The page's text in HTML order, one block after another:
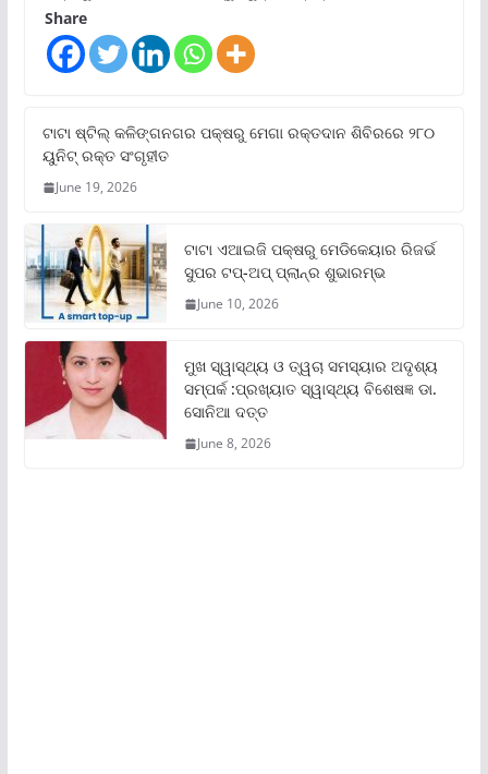
Share
ଟାଟା ଷ୍ଟିଲ୍‌ କଳିଙ୍ଗନଗର ପକ୍ଷରୁ ମେଗା ରକ୍ତଦାନ ଶିବିରରେ ୨୮୦
ୟୁନିଟ୍‌ ରକ୍ତ ସଂଗୃହୀତ
June 19, 2026
ଟାଟା ଏଆଇଜି ପକ୍ଷରୁ ମେଡିକେୟାର ରିଜର୍ଭ
ସୁପର ଟପ୍‌-ଅପ୍ ପ୍ଲାନ୍‌ର ଶୁଭାରମ୍ଭ
June 10, 2026
ମୁଖ ସ୍ୱାସ୍ଥ୍ୟ ଓ ତ୍ୱଚା ସମସ୍ୟାର ଅଦୃଶ୍ୟ
ସମ୍ପର୍କ :ପ୍ରଖ୍ୟାତ ସ୍ୱାସ୍ଥ୍ୟ ବିଶେଷଜ୍ଞ ଡା.
ସୋନିଆ ଦତ୍ତ
June 8, 2026